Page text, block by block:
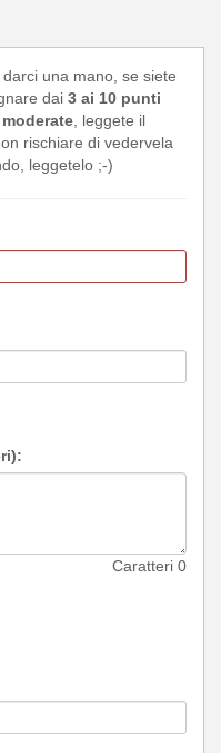
una mano, se siete
dai 3 ai 10 punti
, leggete il
rischiare di vedervela
leggetelo ;-)
Caratteri 0